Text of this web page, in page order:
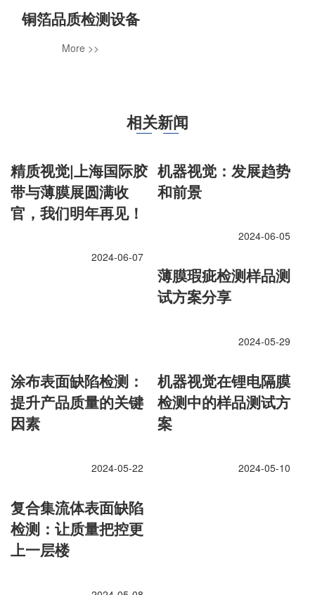
铜箔品质检测设备
More >>
相关新闻
精质视觉|上海国际胶
带与薄膜展圆满收
官，我们明年再见！
2024-06-07
机器视觉：发展趋势
和前景
2024-06-05
薄膜瑕疵检测样品测
试方案分享
2024-05-29
涂布表面缺陷检测：
提升产品质量的关键
因素
2024-05-22
机器视觉在锂电隔膜
检测中的样品测试方
案
2024-05-10
复合集流体表面缺陷
检测：让质量把控更
上一层楼